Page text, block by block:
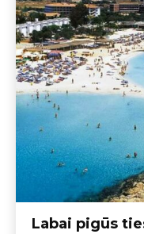
Labai pigūs